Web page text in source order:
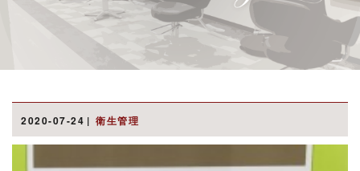
STYLE
スタイル
STAFF
スタッフ
メニュー
WEBCOUPON
ウェブクーポン
リクルート
ご予約はこちらから
2020-07-24 衛生管理